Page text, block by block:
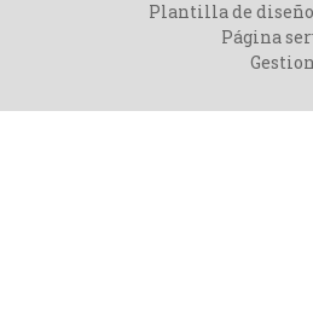
Plantilla de
Página